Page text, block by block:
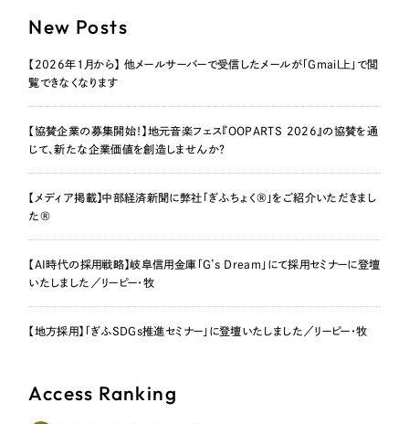
New Posts
【2026年1月から】 他メールサーバーで受信したメールが「Gmail上」で閲
覧できなくなります
【協賛企業の募集開始！】地元音楽フェス『OOPARTS 2026』の協賛を通
じて、新たな企業価値を創造しませんか？
【メディア掲載】中部経済新聞に弊社「ぎふちょく®」をご紹介いただきまし
た®
【AI時代の採用戦略】岐阜信用金庫「G’s Dream」にて採用セミナーに登壇
いたしました／リーピー・牧
【地方採用】「ぎふSDGs推進セミナー」に登壇いたしました／リーピー・牧
Access Ranking